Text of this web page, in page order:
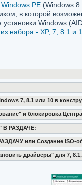
Windows PE(Windows
в которой
установки Windows
набора - XP, 7, 8.1 и
7, 8.1 или 10 в
и блокировка
РАЗДАЧЕ:
или Создание ISO-
драйверы" для 7,